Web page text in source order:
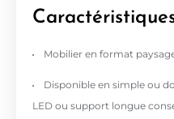
Mobilier en format
Disponible en simple ou
LED ou support longue